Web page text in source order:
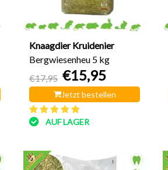
Knaagdier Kruidenier
Bergwiesenheu 5 kg
€17,95 €15,95
Jetzt bestellen
AUF LAGER